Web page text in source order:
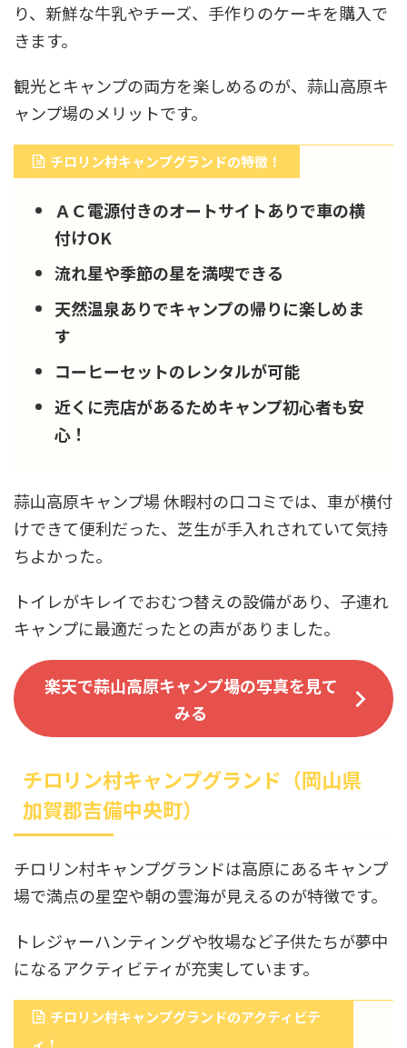
り、新鮮な牛乳やチーズ、手作りのケーキを購入で
きます。
観光とキャンプの両方を楽しめるのが、蒜山高原キ
ャンプ場のメリットです。
チロリン村キャンプグランドの特徴！
ＡＣ電源付きのオートサイトありで車の横
付けOK
流れ星や季節の星を満喫できる
天然温泉ありでキャンプの帰りに楽しめま
す
コーヒーセットのレンタルが可能
近くに売店があるためキャンプ初心者も安
心！
蒜山高原キャンプ場 休暇村の口コミでは、車が横付
けできて便利だった、芝生が手入れされていて気持
ちよかった。
トイレがキレイでおむつ替えの設備があり、子連れ
キャンプに最適だったとの声がありました。
楽天で蒜山高原キャンプ場の写真を見て
みる
チロリン村キャンプグランド（岡山県
加賀郡吉備中央町）
チロリン村キャンプグランドは高原にあるキャンプ
場で満点の星空や朝の雲海が見えるのが特徴です。
トレジャーハンティングや牧場など子供たちが夢中
になるアクティビティが充実しています。
チロリン村キャンプグランドのアクティビテ
ィ！